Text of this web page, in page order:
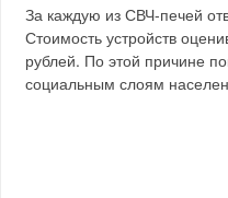
За каждую из СВЧ-печей
Стоимость устройств
рублей. По этой причине
социальным слоям